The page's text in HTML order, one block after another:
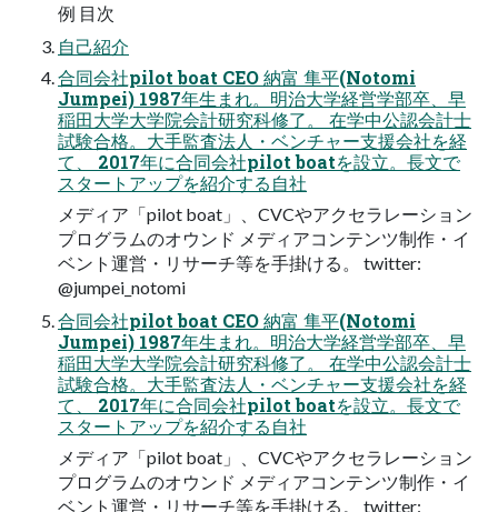
例 目次
自己紹介
合同会社pilot boat CEO 納富 隼平(Notomi
Jumpei) 1987年生まれ。明治大学経営学部卒、早
稲田大学大学院会計研究科修了。 在学中公認会計士
試験合格。大手監査法人・ベンチャー支援会社を経
て、 2017年に合同会社pilot boatを設立。長文で
スタートアップを紹介する自社
メディア「pilot boat」、CVCやアクセラレーション
プログラムのオウンド メディアコンテンツ制作・イ
ベント運営・リサーチ等を手掛ける。 twitter:
@jumpei_notomi
合同会社pilot boat CEO 納富 隼平(Notomi
Jumpei) 1987年生まれ。明治大学経営学部卒、早
稲田大学大学院会計研究科修了。 在学中公認会計士
試験合格。大手監査法人・ベンチャー支援会社を経
て、 2017年に合同会社pilot boatを設立。長文で
スタートアップを紹介する自社
メディア「pilot boat」、CVCやアクセラレーション
プログラムのオウンド メディアコンテンツ制作・イ
ベント運営・リサーチ等を手掛ける。 twitter: